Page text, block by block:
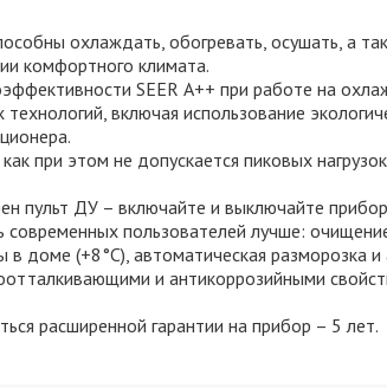
охлаждать, обогревать, осушать, а
комфортного климата.
SEER А++ при работе на
включая использование
при этом не допускается пиковых
пульт ДУ – включайте и выключайте
пользователей лучше:
(+8°С), автоматическая разморозка и
и антикоррозийными
расширенной гарантии на прибор – 5 лет.